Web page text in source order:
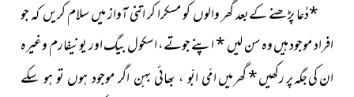
*دُعا پڑھنے کےبعد گھر والوں کو مسکرا کر اتنی آواز میں سلام کریں کہ جو
افراد موجود ہیں وہ سن لیں*اپنے جوتے، اسکول بیگ اور یونیفارم وغیرہ
ان کی جگہ پر رکھیں*گھر میںامّی ابّو ، بھائی بہن اگر موجود ہوں تو ہو سکے